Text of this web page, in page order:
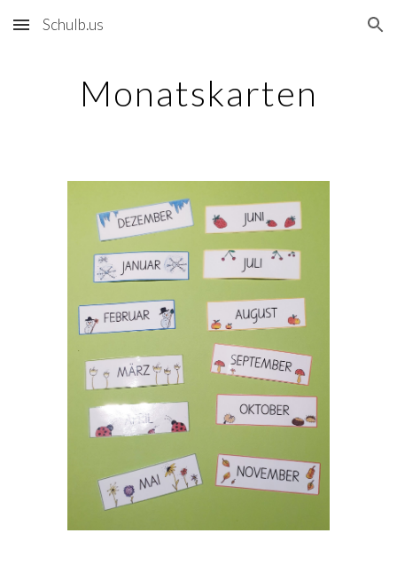
Skip to main content Skip to navigation
Schulb.us
Monatskarten